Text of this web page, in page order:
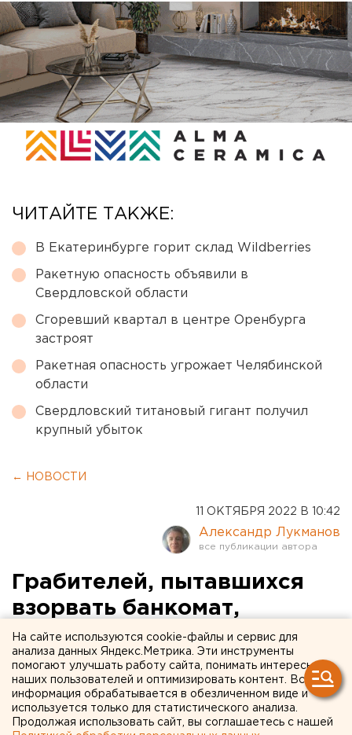
ЧИТАЙТЕ ТАКЖЕ:
В Екатеринбурге горит склад Wildberries
Ракетную опасность объявили в
Свердловской области
Сгоревший квартал в центре Оренбурга
застроят
Ракетная опасность угрожает Челябинской
области
Свердловский титановый гигант получил
крупный убыток
← НОВОСТИ
11 ОКТЯБРЯ 2022 В 10:42
Александр Лукманов
Грабителей, пытавшихся
взорвать банкомат,
поймали в Свердловской
области. ФОТО/ВИДЕО
На сайте используются cookie-файлы и сервис для
анализа данных Яндекс.Метрика. Эти инструменты
помогают улучшать работу сайта, понимать интересы
наших пользователей и оптимизировать контент. Вся
информация обрабатывается в обезличенном виде и
используется только для статистического анализа.
Продолжая использовать сайт, вы соглашаетесь с нашей